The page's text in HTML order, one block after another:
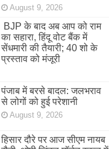
August 9, 2026
BJP के बाद अब आप को राम
का सहारा, हिंदू वोट बैंक में
सेंधमारी की तैयारी; 40 शो के
प्रस्ताव को मंजूरी
पंजाब में बरसे बादल: जलभराव
से लोगों को हुई परेशानी
August 9, 2026
हिसार दौरे पर आज सीएम नायब